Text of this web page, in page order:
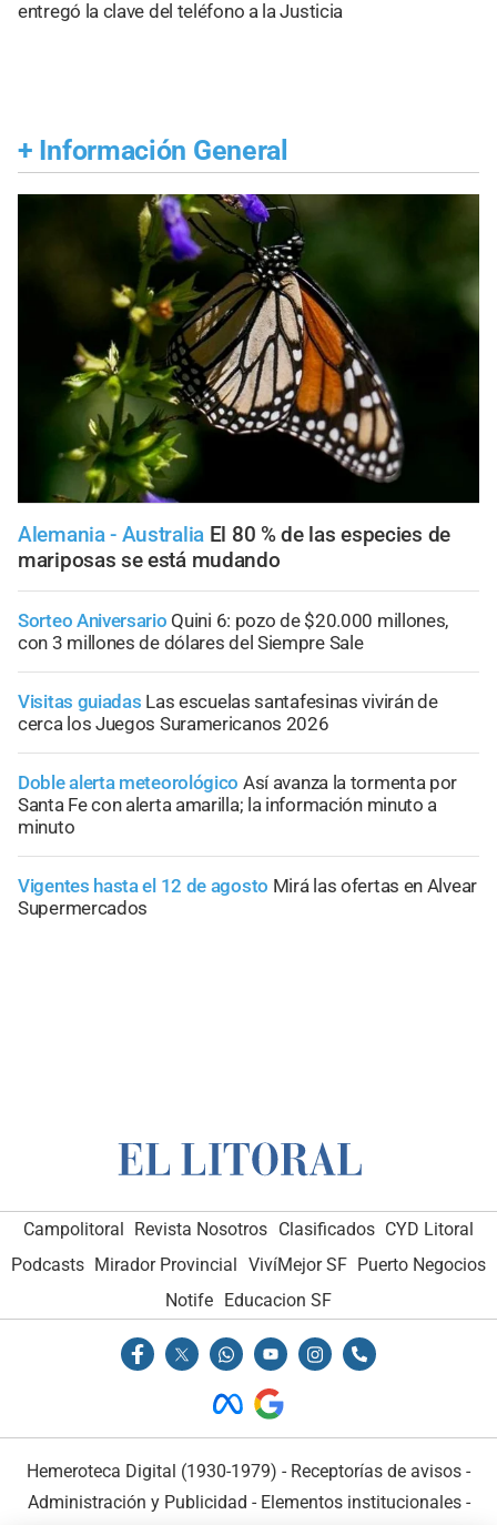
entregó la clave del teléfono a la Justicia
+ Información General
Alemania - Australia El 80 % de las especies de
mariposas se está mudando
Sorteo Aniversario Quini 6: pozo de $20.000 millones,
con 3 millones de dólares del Siempre Sale
Visitas guiadas Las escuelas santafesinas vivirán de
cerca los Juegos Suramericanos 2026
Doble alerta meteorológico Así avanza la tormenta por
Santa Fe con alerta amarilla; la información minuto a
minuto
Vigentes hasta el 12 de agosto Mirá las ofertas en Alvear
Supermercados
Campolitoral Revista Nosotros Clasificados CYD Litoral
Podcasts Mirador Provincial VivíMejor SF Puerto Negocios
Notife Educacion SF
Hemeroteca Digital (1930-1979) - Receptorías de avisos -
Administración y Publicidad - Elementos institucionales-